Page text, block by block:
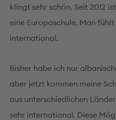
klingt sehr schön. Seit 2012
eine Europaschule. Man
international.
Bisher habe ich nur
aber jetzt kommen meine
aus unterschiedlichen
sehr international. Diese